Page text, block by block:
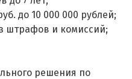
до 10 000 000 рублей;
штрафов и комиссий;
решения по